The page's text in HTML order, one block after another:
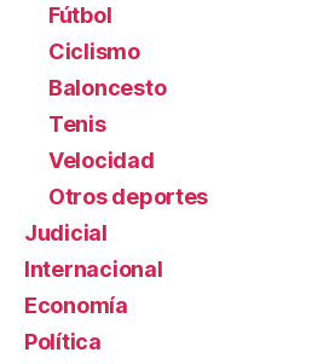
Fútbol
Ciclismo
Baloncesto
Tenis
Velocidad
Otros deportes
Judicial
Internacional
Economía
Política